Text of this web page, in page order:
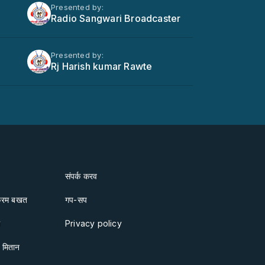
Presented by:
Radio Sangwari Broadcaster
Presented by:
Rj Harish kumar Rawte
बखत
संपर्क करव
गप-सप
Privacy policy